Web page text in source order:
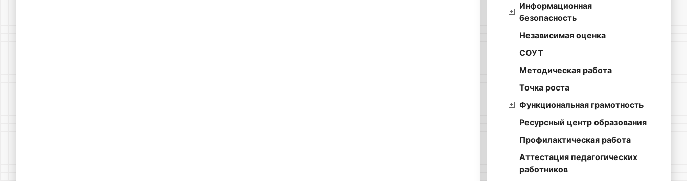
Информационная
безопасность
Независимая оценка
СОУТ
Методическая работа
Точка роста
Функциональная грамотность
Ресурсный центр образования
Профилактическая работа
Аттестация педагогических
работников